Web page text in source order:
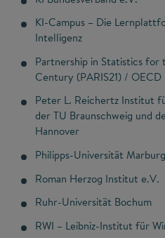
KI-Campus – Die
Intelligenz
Partnership in Statistics for
Century (PARIS21) / OECD
Peter L. Reichertz Institut
der TU Braunschweig und
Hannover
Philipps-Universität Marburg
Roman Herzog Institut e.V.
Ruhr-Universität Bochum
RWI – Leibniz-Institut für